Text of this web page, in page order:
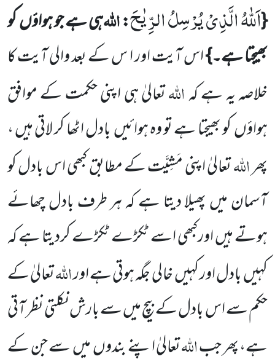
{اَللّٰهُ الَّذِیْ یُرْسِلُ الرِّیٰحَ:اللہہی ہے جو ہواؤں کو
بھیجتا ہے۔}اس آیت اور ا س کے بعد والی آیت کا
خلاصہ یہ ہے کہاللہتعالیٰ ہی اپنی حکمت کے موافق
ہواؤں کو بھیجتا ہے تو وہ ہوائیں بادل اٹھا کر لاتی ہیں ،
پھراللہتعالیٰ اپنی مَشِیَّت کے مطابق کبھی اس بادل کو
آسمان میں پھیلا دیتا ہے کہ ہر طرف بادل چھائے
ہوتے ہیں اورکبھی اسے ٹکڑے ٹکڑے کردیتا ہے کہ
کہیں بادل اور کہیں خالی جگہ ہوتی ہے اوراللہتعالیٰ کے
حکم سے اس بادل کے بیچ میں سے بارش نکلتی نظر آتی
ہے، پھر جباللہتعالیٰ اپنے بندوں میں سے جن کے